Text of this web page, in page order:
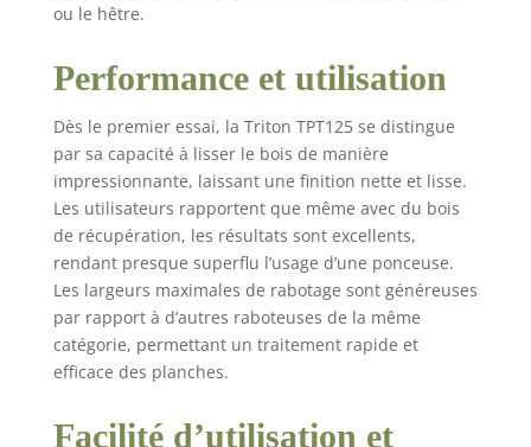
ou le hêtre.
Performance et utilisation
Dès le premier essai, la Triton TPT125 se distingue
par sa capacité à lisser le bois de manière
impressionnante, laissant une finition nette et lisse.
Les utilisateurs rapportent que même avec du bois
de récupération, les résultats sont excellents,
rendant presque superflu l’usage d’une ponceuse.
Les largeurs maximales de rabotage sont généreuses
par rapport à d’autres raboteuses de la même
catégorie, permettant un traitement rapide et
efficace des planches.
Facilité d’utilisation et